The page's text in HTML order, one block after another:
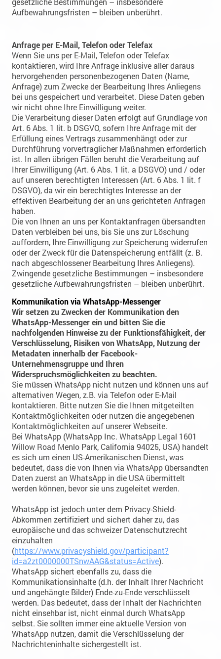
Aufbewahrungsfristen – bleiben unberührt.
Anfrage per E-Mail, Telefon oder Telefax
Wenn Sie uns per E-Mail, Telefon oder Telefax
kontaktieren, wird Ihre Anfrage inklusive aller daraus
hervorgehenden personenbezogenen Daten (Name,
Anfrage) zum Zwecke der Bearbeitung Ihres Anliegens
bei uns gespeichert und verarbeitet. Diese Daten geben
wir nicht ohne Ihre Einwilligung weiter.
Die Verarbeitung dieser Daten erfolgt auf Grundlage von
Art. 6 Abs. 1 lit. b DSGVO, sofern Ihre Anfrage mit der
Erfüllung eines Vertrags zusammenhängt oder zur
Durchführung vorvertraglicher Maßnahmen erforderlich
ist. In allen übrigen Fällen beruht die Verarbeitung auf
Ihrer Einwilligung (Art. 6 Abs. 1 lit. a DSGVO) und / oder
auf unseren berechtigten Interessen (Art. 6 Abs. 1 lit. f
DSGVO), da wir ein berechtigtes Interesse an der
effektiven Bearbeitung der an uns gerichteten Anfragen
haben.
Die von Ihnen an uns per Kontaktanfragen übersandten
Daten verbleiben bei uns, bis Sie uns zur Löschung
auffordern, Ihre Einwilligung zur Speicherung widerrufen
oder der Zweck für die Datenspeicherung entfällt (z. B.
nach abgeschlossener Bearbeitung Ihres Anliegens).
Zwingende gesetzliche Bestimmungen – insbesondere
gesetzliche Aufbewahrungsfristen – bleiben unberührt.
Kommunikation via WhatsApp-Messenger
Wir setzen zu Zwecken der Kommunikation den
WhatsApp-Messenger ein und bitten Sie die
nachfolgenden Hinweise zu der Funktionsfähigkeit, der
Verschlüsselung, Risiken von WhatsApp, Nutzung der
Metadaten innerhalb der Facebook-
Unternehmensgruppe und Ihren
Widerspruchsmöglichkeiten zu beachten.
Sie müssen WhatsApp nicht nutzen und können uns auf
alternativen Wegen, z.B. via Telefon oder E-Mail
kontaktieren. Bitte nutzen Sie die Ihnen mitgeteilten
Kontaktmöglichkeiten oder nutzen die angegebenen
Kontaktmöglichkeiten auf unserer Webseite.
Bei WhatsApp (WhatsApp Inc. WhatsApp Legal 1601
Willow Road Menlo Park, California 94025, USA) handelt
es sich um einen US-Amerikanischen Dienst, was
bedeutet, dass die von Ihnen via WhatsApp übersandten
Daten zuerst an WhatsApp in die USA übermittelt
werden können, bevor sie uns zugeleitet werden.
WhatsApp ist jedoch unter dem Privacy-Shield-
Abkommen zertifiziert und sichert daher zu, das
europäische und das schweizer Datenschutzrecht
einzuhalten
(https://www.privacyshield.gov/participant?
id=a2zt0000000TSnwAAG&status=Active).
WhatsApp sichert ebenfalls zu, dass die
Kommunikationsinhalte (d.h. der Inhalt Ihrer Nachricht
und angehängte Bilder) Ende-zu-Ende verschlüsselt
werden. Das bedeutet, dass der Inhalt der Nachrichten
nicht einsehbar ist, nicht einmal durch WhatsApp
selbst. Sie sollten immer eine aktuelle Version von
WhatsApp nutzen, damit die Verschlüsselung der
Nachrichteninhalte sichergestellt ist.